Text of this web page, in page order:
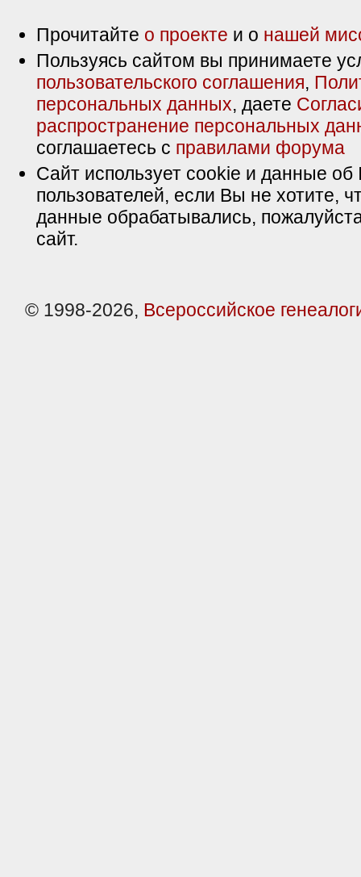
Прочитайте о проекте и о нашей
Пользуясь сайтом вы принимаете
пользовательского соглашения,
персональных данных, даете
распространение персональных
соглашаетесь с правилами форума
Сайт использует cookie и данные об
пользователей, если Вы не хотите,
данные обрабатывались,
сайт.
© 1998-2026, Всероссийское